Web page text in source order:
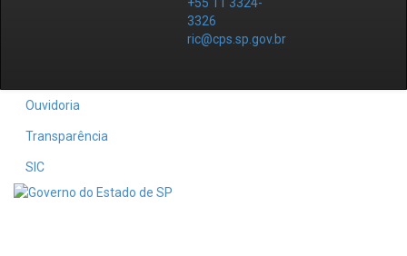
3326
ric@cps.sp.gov.br
Ouvidoria
Transparência
SIC